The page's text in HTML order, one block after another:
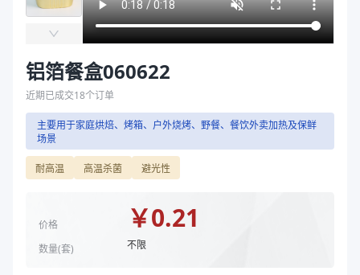
宽度（mm）
62
高度（mm）
22
金色
商品图片
铝箔餐盒060622
近期已成交18个订单
主要用于家庭烘焙、烤箱、户外烧烤、野餐、餐饮外卖加热及保鲜
场景
耐高温 高温杀菌 避光性
价格
数量(套)
￥0.21
不限